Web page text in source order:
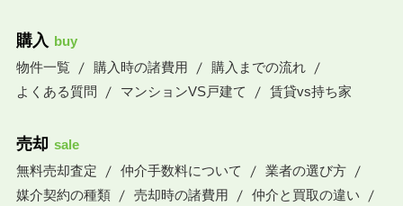
購入 buy
物件一覧
購入時の諸費用
購入までの流れ
よくある質問
マンションVS戸建て 賃貸vs持ち家
売却 sale
無料売却査定
仲介手数料について
業者の選び方
媒介契約の種類
売却時の諸費用
仲介と買取の違い